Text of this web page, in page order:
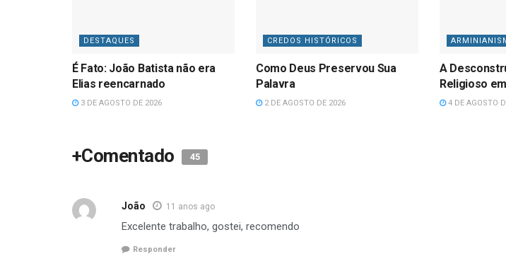
DESTAQUES
É Fato: João Batista não era
Elias reencarnado
3 DE AGOSTO DE 2026
CREDOS HISTÓRICOS
Como Deus Preservou Sua
Palavra
2 DE AGOSTO DE 2026
A
Religioso
4 DE AGOSTO
+Comentado 45
João 11 anos ago
Excelente trabalho, gostei, recomendo
Responder